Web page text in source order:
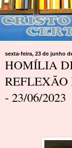
sexta-feira, 23 de junho
HOMÍLIA
- 23/06/2023